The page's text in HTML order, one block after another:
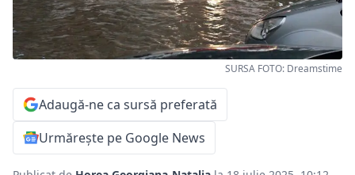
SURSA FOTO: Dreamstime
Adaugă-ne ca sursă preferată
Urmărește pe Google News